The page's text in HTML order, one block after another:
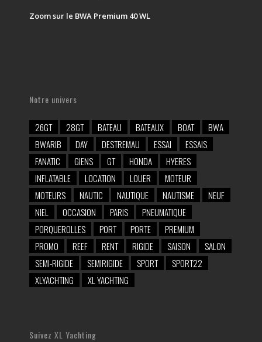
Zoom sur le BWA Premium 40 WL
Notre univers
26GT 28GT BATEAU BATEAUX BOAT
BWA
BWARIB
DAY DESTREMAU ESSAI
ESSAIS
FANATIC
GIENS GT HONDA
HYERES
INFLATABLE
LOCATION LOUER
MOTEUR
MOTEURS
NAUTIC NAUTIQUE NAUTISME
NEUF
NIEL
OCCASION PARIS
PNEUMATIQUE
PORQUEROLLES
PORT PORTE
PREMIUM
PROMO
REEF RENT RIGIDE SAISON
SALON
SEMI-RIGIDE
SEMIRIGIDE SPORT
SPORT22
XLYACHTING
XL YACHTING
Suivez XL Yachting